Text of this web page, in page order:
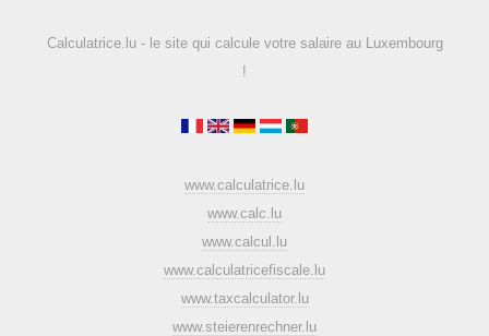
Calculatrice.lu - le site qui calcule votre salaire au Luxembourg
!
www.calculatrice.lu
www.calc.lu
www.calcul.lu
www.calculatricefiscale.lu
www.taxcalculator.lu
www.steierenrechner.lu